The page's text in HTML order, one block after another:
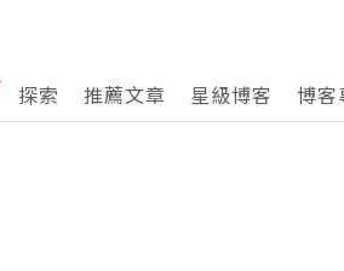
探索 推薦文章 星級博客 博客